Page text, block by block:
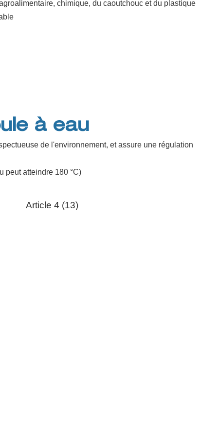
chimique, du caoutchouc et du plastique
à eau
de l'environnement, et assure une régulation
peut atteindre 180 °C)